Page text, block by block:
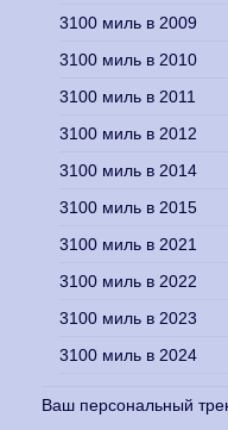
3100 миль в 2009
3100 миль в 2010
3100 миль в 2011
3100 миль в 2012
3100 миль в 2014
3100 миль в 2015
3100 миль в 2021
3100 миль в 2022
3100 миль в 2023
3100 миль в 2024
Ваш персональный